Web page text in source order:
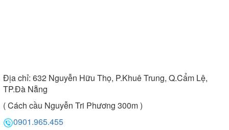
Địa chỉ: 632 Nguyễn Hữu Thọ, P.Khuê Trung, Q.Cẩm Lệ,
TP.Đà Nẵng
( Cách cầu Nguyễn Tri Phương 300m )
0901.965.455